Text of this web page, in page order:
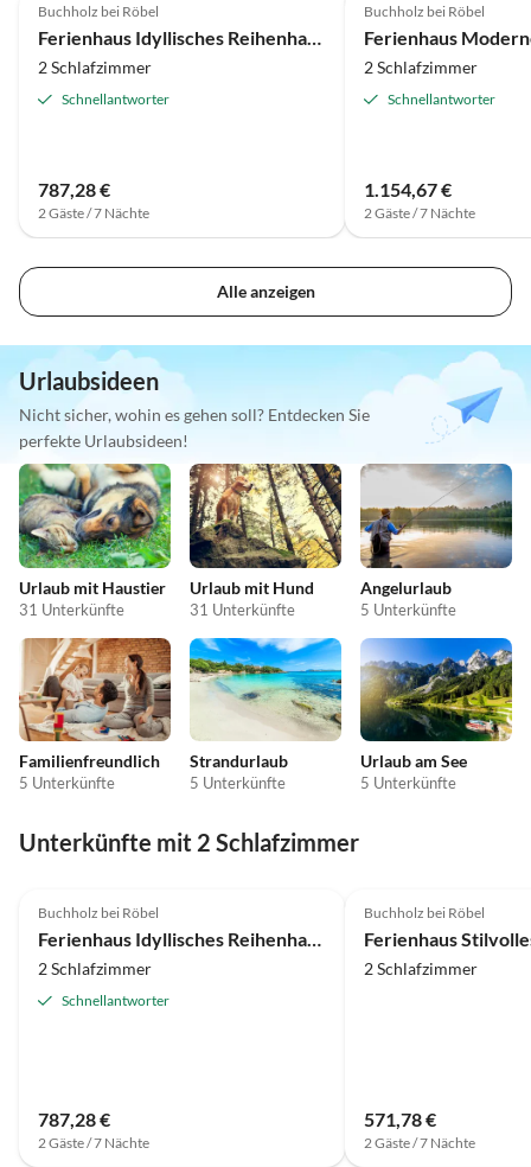
Buchholz bei Röbel
2 Schlafzimmer
Schnellantworter
787,28 €
2 Gäste / 7 Nächte
Buchholz bei Röbel
2 Schlafzimmer
Schnellantworter
1.154,67 €
2 Gäste / 7 Nächte
Alle anzeigen
Urlaubsideen
Nicht sicher, wohin es gehen soll? Entdecken Sie
perfekte Urlaubsideen!
Urlaub mit Haustier
31 Unterkünfte
Urlaub mit Hund
31 Unterkünfte
Angelurlaub
5 Unterkünfte
Familienfreundlich
5 Unterkünfte
Strandurlaub
5 Unterkünfte
Urlaub am See
5 Unterkünfte
Unterkünfte mit 2 Schlafzimmer
Buchholz bei Röbel
Ferienhaus Idyllisches Reihenhaus mit WLAN in Buchholz am Müritzsee
2 Schlafzimmer
Schnellantworter
787,28 €
2 Gäste / 7 Nächte
Buchholz bei Röbel
2 Schlafzimmer
571,78 €
2 Gäste / 7 Nächte